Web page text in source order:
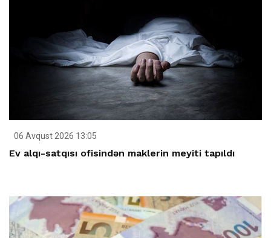
06 Avqust 2026 13:05
Ev alqı-satqısı ofisindən maklerin meyiti tapıldı